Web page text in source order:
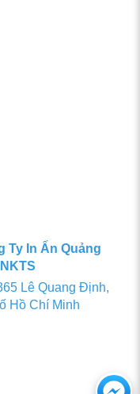
Ty In Ấn Quảng
Lê Quang Định,
Hồ Chí Minh